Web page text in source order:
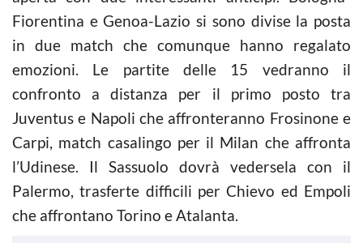
Fiorentina e Genoa-Lazio si sono divise la posta
in due match che comunque hanno regalato
emozioni. Le partite delle 15 vedranno il
confronto a distanza per il primo posto tra
Juventus e Napoli che affronteranno Frosinone e
Carpi, match casalingo per il Milan che affronta
l’Udinese. Il Sassuolo dovrà vedersela con il
Palermo, trasferte difficili per Chievo ed Empoli
che affrontano Torino e Atalanta.